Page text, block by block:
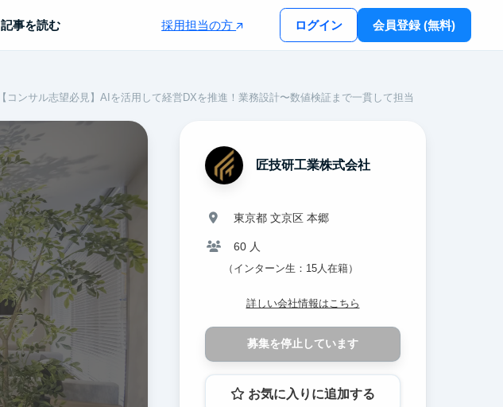
記事を読む 採用担当の方 ログイン 会員登録 (無料)
【コンサル志望必見】AIを活用して経営DXを推進！業務設計〜数値検証まで一貫して担当
匠技研工業株式会社
東京都 文京区 本郷
60 人
（インターン生：15人在籍）
詳しい会社情報はこちら
募集を停止しています
お気に入りに追加する